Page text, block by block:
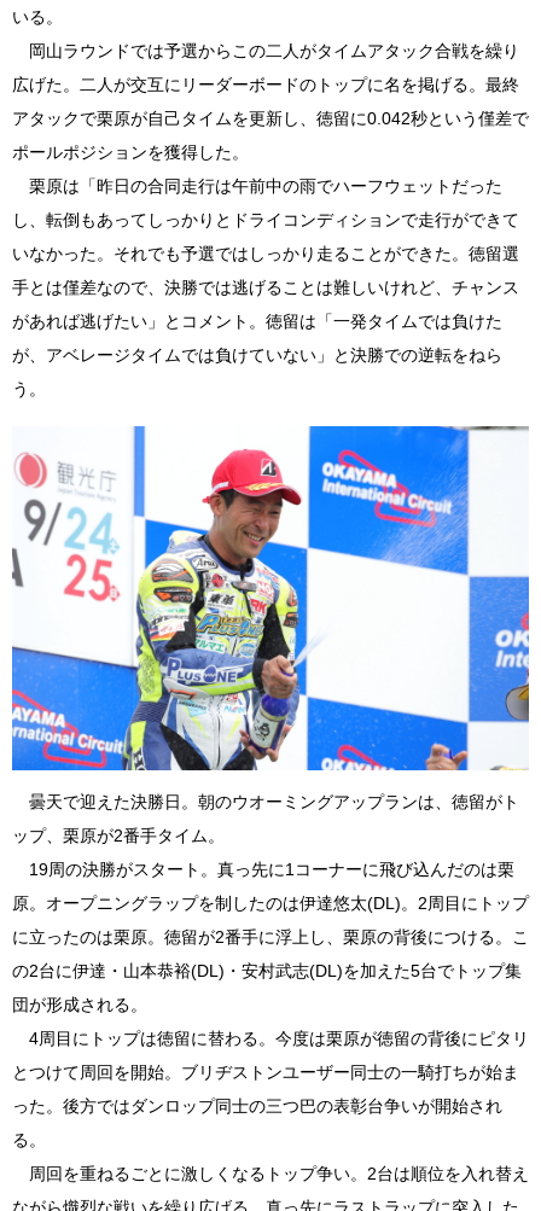
いる。
岡山ラウンドでは予選からこの二人がタイムアタック合戦を繰り
広げた。二人が交互にリーダーボードのトップに名を掲げる。最終
アタックで栗原が自己タイムを更新し、徳留に0.042秒という僅差で
ポールポジションを獲得した。
栗原は「昨日の合同走行は午前中の雨でハーフウェットだった
し、転倒もあってしっかりとドライコンディションで走行ができて
いなかった。それでも予選ではしっかり走ることができた。徳留選
手とは僅差なので、決勝では逃げることは難しいけれど、チャンス
があれば逃げたい」とコメント。徳留は「一発タイムでは負けた
が、アベレージタイムでは負けていない」と決勝での逆転をねら
う。
曇天で迎えた決勝日。朝のウオーミングアップランは、徳留がト
ップ、栗原が2番手タイム。
19周の決勝がスタート。真っ先に1コーナーに飛び込んだのは栗
原。オープニングラップを制したのは伊達悠太(DL)。2周目にトップ
に立ったのは栗原。徳留が2番手に浮上し、栗原の背後につける。こ
の2台に伊達・山本恭裕(DL)・安村武志(DL)を加えた5台でトップ集
団が形成される。
4周目にトップは徳留に替わる。今度は栗原が徳留の背後にピタリ
とつけて周回を開始。ブリヂストンユーザー同士の一騎打ちが始ま
った。後方ではダンロップ同士の三つ巴の表彰台争いが開始され
る。
周回を重ねるごとに激しくなるトップ争い。2台は順位を入れ替え